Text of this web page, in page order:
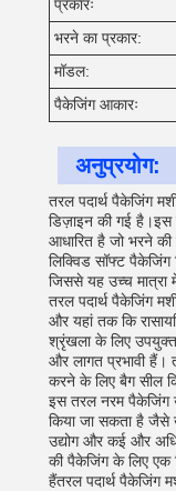
प्रकारः
भरने का प्रकार:
मॉडल:
पैकेजिंग आकारः
अनुप्रयोग:
तरल पदार्थ पैकेजिंग
डिज़ाइन की गई है।इस
आधारित है जो भरने की
लिक्विड सॉफ्ट
जिससे यह उच्च मात्रा
तरल पदार्थ पैकेजिंग
और यहां तक कि
श्रृंखला के लिए
और लागत प्रभावी हैं।
करने के लिए बैग सील
इस तरल नरम पैकेजिंग
किया जा सकता है जैसे
उद्योग और कई और
की पैकेजिंग के लिए एक
हैंतरल पदार्थ पैकेजिंग